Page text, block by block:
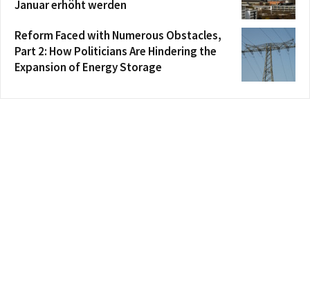
Januar erhöht werden
Reform Faced with Numerous Obstacles,
Part 2: How Politicians Are Hindering the
Expansion of Energy Storage